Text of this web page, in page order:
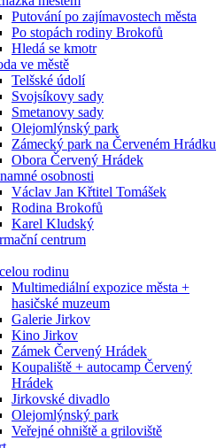
Putování po zajímavostech města
Po stopách rodiny Brokofů
Hledá se kmotr
ve městě
Telšské údolí
Svojsíkovy sady
Smetanovy sady
Olejomlýnský park
Zámecký park na Červeném Hrádku
Obora Červený Hrádek
osobnosti
Václav Jan Křtitel Tomášek
Rodina Brokofů
Karel Kludský
centrum
rodinu
Multimediální expozice města +
hasičské muzeum
Galerie Jirkov
Kino Jirkov
Zámek Červený Hrádek
Koupaliště + autocamp Červený
Hrádek
Jirkovské divadlo
Olejomlýnský park
Veřejné ohniště a griloviště